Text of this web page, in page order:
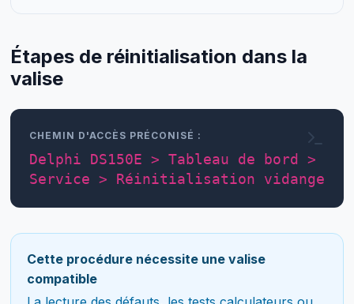
Étapes de réinitialisation dans la
valise
CHEMIN D'ACCÈS PRÉCONISÉ :
Delphi DS150E > Tableau de bord >
Service > Réinitialisation vidange
Cette procédure nécessite une valise
compatible